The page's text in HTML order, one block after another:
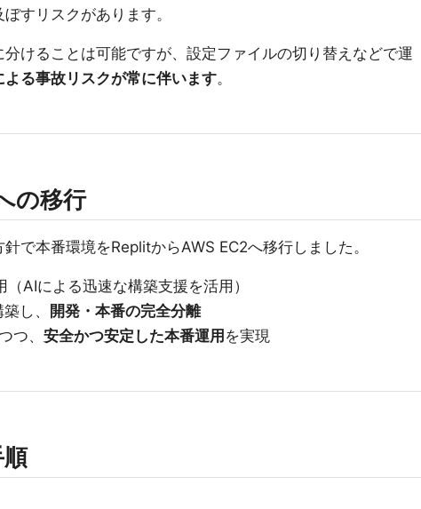
すリスクがあります。
けることは可能ですが、設定ファイルの切り替えなどで運
よる事故リスクが常に伴います。
の移行
で本番環境をReplitからAWS EC2へ移行しました。
AIによる迅速な構築支援を活用）
し、
開発・本番の完全分離
つ、 安全かつ安定した本番運用 を実現